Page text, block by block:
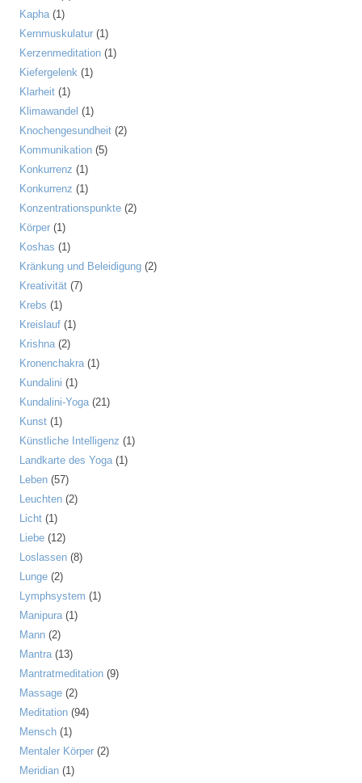
Kapha(1)
Kernmuskulatur (1)
Kerzenmeditation (1)
Kiefergelenk (1)
Klarheit (1)
Klimawandel (1)
Knochengesundheit (2)
Kommunikation (5)
Konkurrenz (1)
Konkurrenz (1)
Konzentrationspunkte (2)
Körper (1)
Koshas (1)
Kränkung und Beleidigung (2)
Kreativität (7)
Krebs (1)
Kreislauf (1)
Krishna(2)
Kronenchakra(1)
Kundalini (1)
Kundalini-Yoga(21)
Kunst (1)
Künstliche Intelligenz (1)
Landkarte des Yoga(1)
Leben (57)
Leuchten (2)
Licht (1)
Liebe (12)
Loslassen (8)
Lunge (2)
Lymphsystem (1)
Manipura(1)
Mann (2)
Mantra(13)
Mantratmeditation (9)
Massage (2)
Meditation (94)
Mensch (1)
Mentaler Körper (2)
Meridian (1)